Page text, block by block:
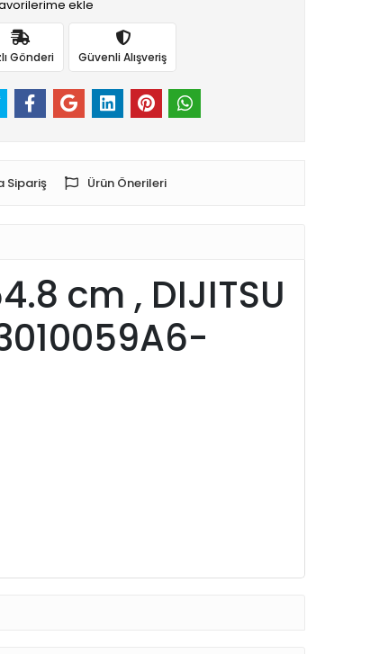
ekle
Gönderi Güvenli Alışveriş
Sipariş Ürün Önerileri
cm , DIJITSU